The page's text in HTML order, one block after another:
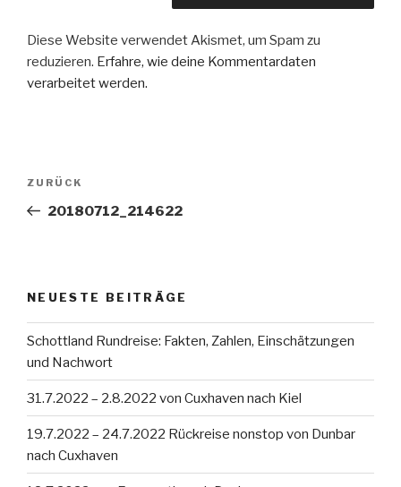
Diese Website verwendet Akismet, um Spam zu
reduzieren. Erfahre, wie deine Kommentardaten
verarbeitet werden.
Beitragsnavigation
Vorheriger
Beitrag
ZURÜCK
20180712_214622
NEUESTE BEITRÄGE
Schottland Rundreise: Fakten, Zahlen, Einschätzungen
und Nachwort
31.7.2022 – 2.8.2022 von Cuxhaven nach Kiel
19.7.2022 – 24.7.2022 Rückreise nonstop von Dunbar
nach Cuxhaven